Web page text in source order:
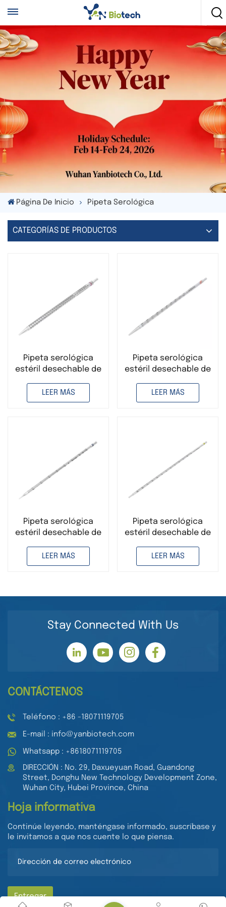
Página De Inicio Pipeta Serológica
CATEGORÍAS DE PRODUCTOS
Pipeta serológica
estéril desechable de
grado médico
LEER MÁS
Pipeta serológica
estéril desechable de
poliestireno, para uso
médico.
LEER MÁS
Pipeta serológica
estéril desechable de
para ciencias
médicas
LEER MÁS
Pipeta serológica
estéril desechable de
para ciencias
médicas
LEER MÁS
Stay Connected With Us
CONTÁCTENOS
Teléfono : +86 -18071119705
E-mail : info@yanbiotech.com
Whatsapp : +8618071119705
DIRECCIÓN : No. 29, Daxueyuan Road, Guandong
Street, Donghu New Technology Development Zone,
Wuhan City, Hubei Province, China
Hoja informativa
Continúe leyendo, manténgase informado, suscríbase y
le invitamos a que nos cuente lo que piensa.
Entregar